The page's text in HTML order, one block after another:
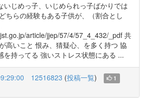
いじめっ子、いじめられっ子ばかりでは
ちらの経験もある子供が、（割合とし
article/jjep/57/4/57_4_432/_pdf 共
高いこと 恨み、猜疑心、を多く持つ 協
を持ってる 強いストレス状態にある ...
12516823 (投稿一覧) 1